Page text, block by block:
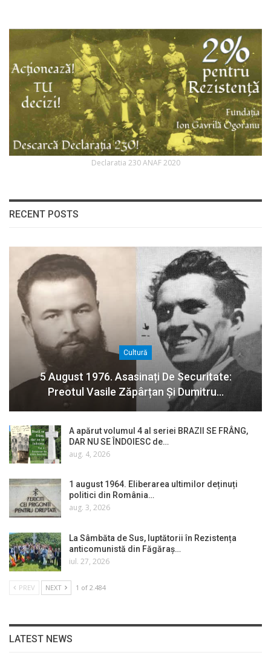
Declaratia 230 ANAF 2020
RECENT POSTS
Cultură
5 August 1976. Asasinați De Securitate:
Preotul Vasile Zăpârțan Și Dumitru…
A apărut volumul 4 al seriei BRAZII SE FRÂNG,
DAR NU SE ÎNDOIESC de…
aug. 4, 2026
1 august 1964. Eliberarea ultimilor deținuți
politici din România…
aug. 3, 2026
La Sâmbăta de Sus, luptătorii în Rezistența
anticomunistă din Făgăraș…
iul. 27, 2026
PREV NEXT 1 of 2.484
LATEST NEWS